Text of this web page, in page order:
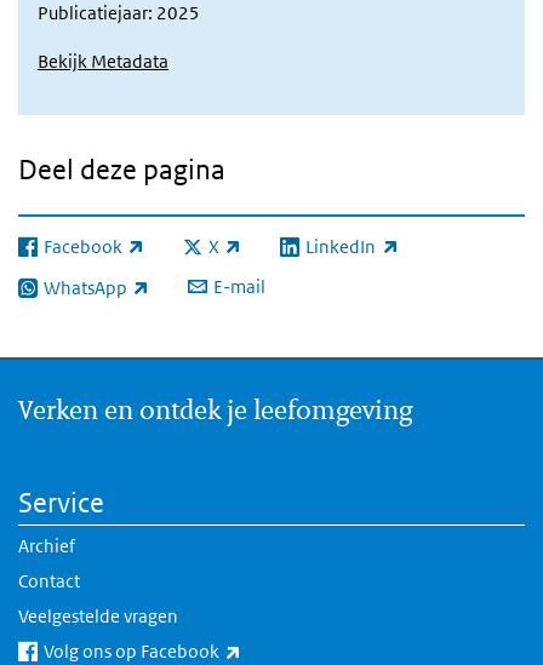
Publicatiejaar: 2025
Bekijk Metadata
Deel deze pagina
Facebook
(externe link) X
(externe link) LinkedIn
(externe link)
WhatsApp
(externe link) E-mail
Verken en ontdek je leefomgeving
Service
Archief
Contact
Veelgestelde vragen
Volg ons op Facebook